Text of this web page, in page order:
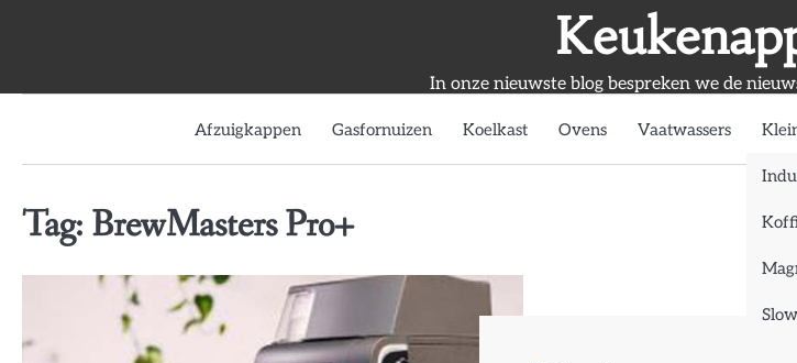
In onze nieuwste blog bespreken we de
Afzuigkappen Gasfornuizen Koelkast Ovens Vaatwassers
Tag: BrewMasters Pro+